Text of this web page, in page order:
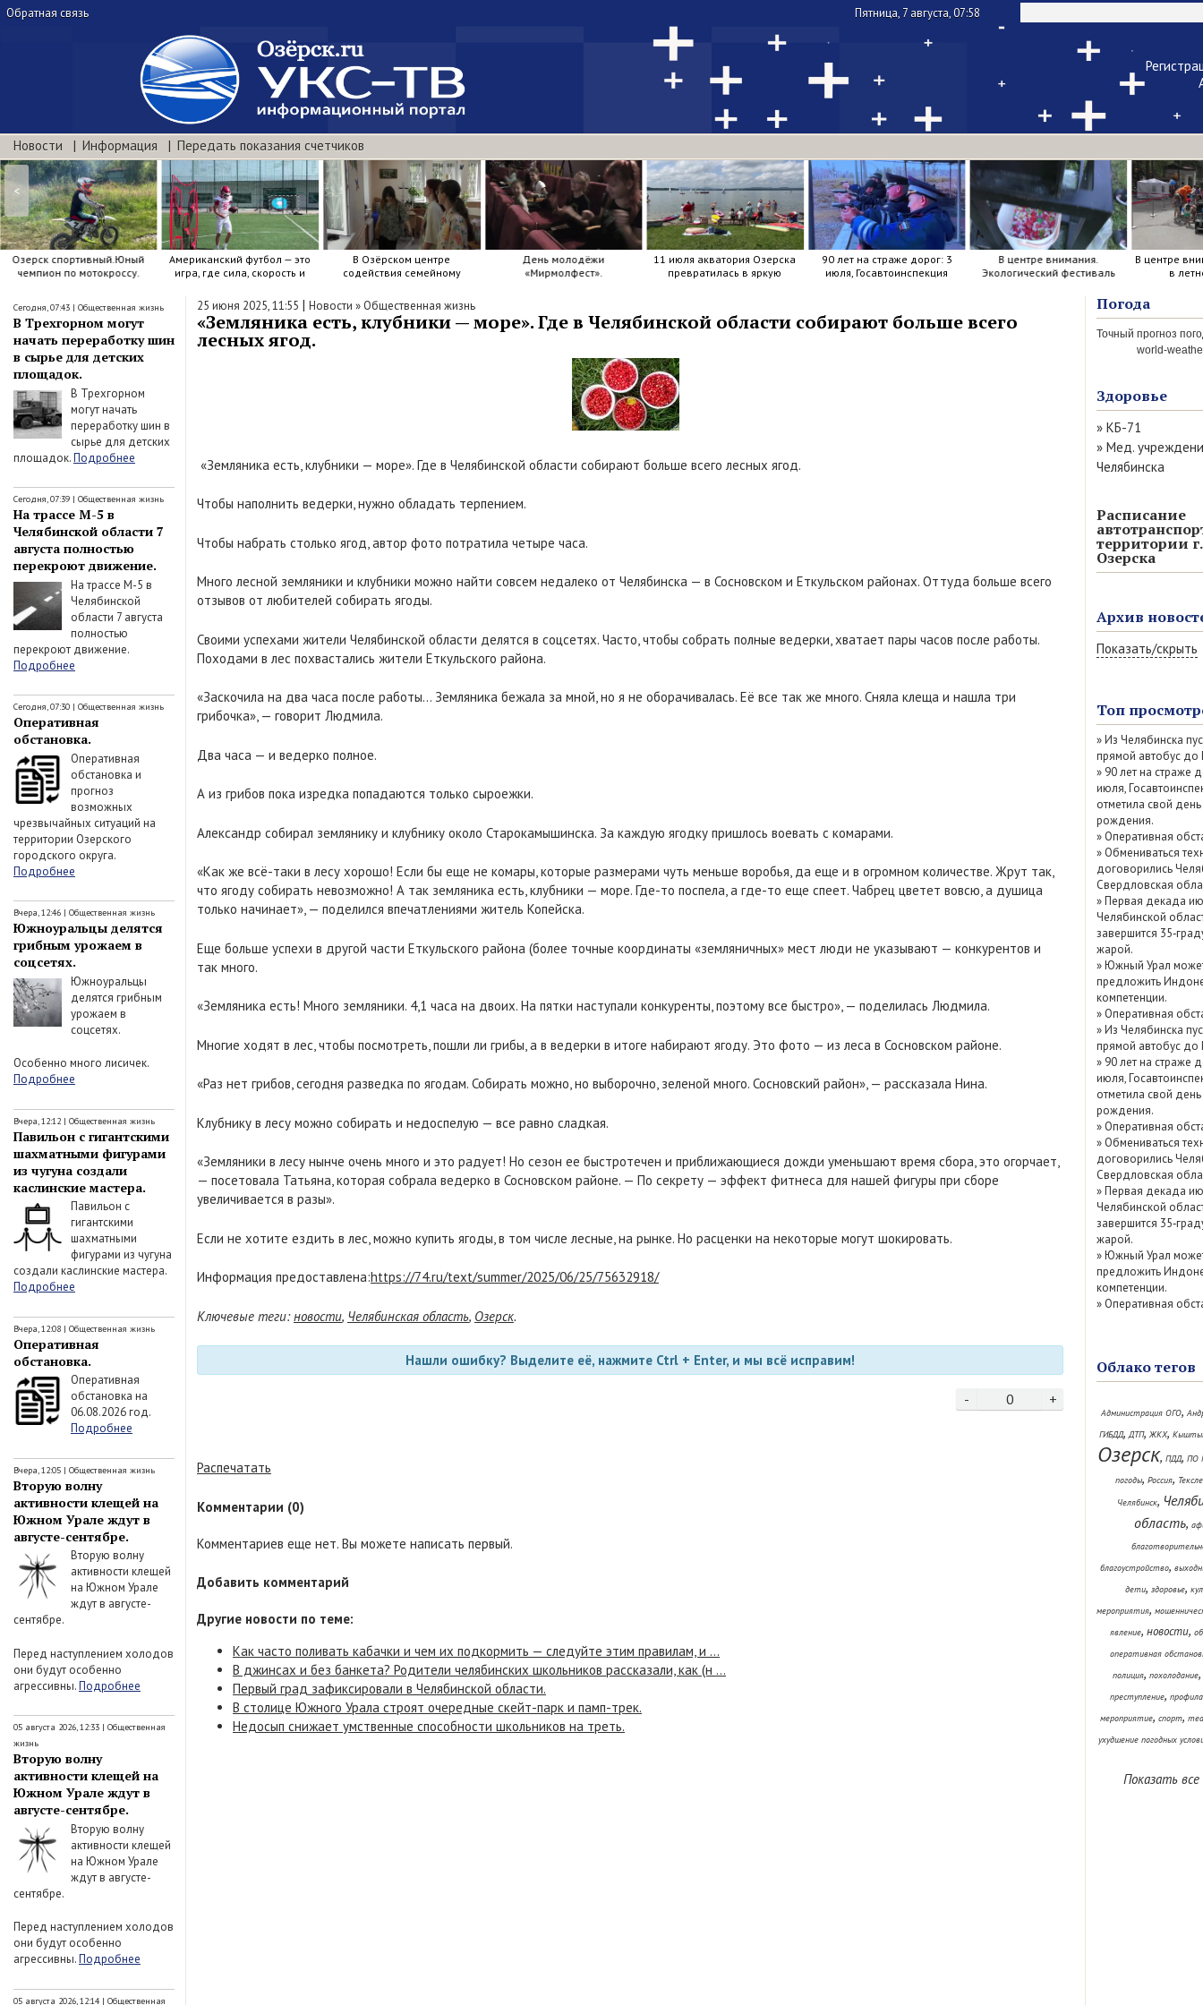
Обратная связь Пятница, 7 августа, 07:58
Чужой
Напомнить
Новости Информация Передать показания счетчиков
Озерск спортивный.Юный
чемпион по мотокроссу.
Американский футбол — это
игра, где сила, скорость и
В Озёрском центре
содействия семейному
День молодёжи
«Мирмолфест».
11 июля акватория Озерска
превратилась в яркую
90 лет на страже дорог: 3
июля, Госавтоинспекция
В центре внимания.
Экологический фестиваль
В центре
в
<
Сегодня, 07:43 | Общественная жизнь
В Трехгорном могут
начать переработку шин
в сырье для детских
площадок.
В Трехгорном
могут начать
переработку шин в
сырье для детских
площадок.Подробнее
Сегодня, 07:39 | Общественная жизнь
На трассе М-5 в
Челябинской области 7
августа полностью
перекроют движение.
На трассе М-5 в
Челябинской
области 7 августа
полностью
перекроют движение.
Подробнее
Сегодня, 07:30 | Общественная жизнь
Оперативная
обстановка.
Оперативная
обстановка и
прогноз
возможных
чрезвычайных ситуаций на
территории Озерского
городского округа.
Подробнее
Вчера, 12:46 | Общественная жизнь
Южноуральцы делятся
грибным урожаем в
соцсетях.
Южноуральцы
делятся грибным
урожаем в
соцсетях.
Особенно много лисичек.
Подробнее
Вчера, 12:12 | Общественная жизнь
Павильон с гигантскими
шахматными фигурами
из чугуна создали
каслинские мастера.
Павильон с
гигантскими
шахматными
фигурами из чугуна
создали каслинские мастера.
Подробнее
Вчера, 12:08 | Общественная жизнь
Оперативная
обстановка.
Оперативная
обстановка на
06.08.2026 год.
Подробнее
Вчера, 12:05 | Общественная жизнь
Вторую волну
активности клещей на
Южном Урале ждут в
августе-сентябре.
Вторую волну
активности клещей
на Южном Урале
ждут в августе-
сентябре.
Перед наступлением холодов
они будут особенно
агрессивны.Подробнее
05 августа 2026, 12:33 | Общественная
жизнь
Вторую волну
активности клещей на
Южном Урале ждут в
августе-сентябре.
Вторую волну
активности клещей
на Южном Урале
ждут в августе-
сентябре.
Перед наступлением холодов
они будут особенно
агрессивны.Подробнее
05 августа 2026, 12:14 | Общественная
25 июня 2025, 11:55 | Новости » Общественная жизнь
«Земляника есть, клубники — море». Где в Челябинской области собирают больше всего
лесных ягод.
«Земляника есть, клубники — море». Где в Челябинской области собирают больше всего лесных ягод.
Чтобы наполнить ведерки, нужно обладать терпением.
Чтобы набрать столько ягод, автор фото потратила четыре часа.
Много лесной земляники и клубники можно найти совсем недалеко от Челябинска — в Сосновском и Еткульском районах. Оттуда больше всего
отзывов от любителей собирать ягоды.
Своими успехами жители Челябинской области делятся в соцсетях. Часто, чтобы собрать полные ведерки, хватает пары часов после работы.
Походами в лес похвастались жители Еткульского района.
«Заскочила на два часа после работы… Земляника бежала за мной, но я не оборачивалась. Её все так же много. Сняла клеща и нашла три
грибочка», — говорит Людмила.
Два часа — и ведерко полное.
А из грибов пока изредка попадаются только сыроежки.
Александр собирал землянику и клубнику около Старокамышинска. За каждую ягодку пришлось воевать с комарами.
«Как же всё-таки в лесу хорошо! Если бы еще не комары, которые размерами чуть меньше воробья, да еще и в огромном количестве. Жрут так,
что ягоду собирать невозможно! А так земляника есть, клубники — море. Где-то поспела, а где-то еще спеет. Чабрец цветет вовсю, а душица
только начинает», — поделился впечатлениями житель Копейска.
Еще больше успехи в другой части Еткульского района (более точные координаты «земляничных» мест люди не указывают — конкурентов и
так много.
«Земляника есть! Много земляники. 4,1 часа на двоих. На пятки наступали конкуренты, поэтому все быстро», — поделилась Людмила.
Многие ходят в лес, чтобы посмотреть, пошли ли грибы, а в ведерки в итоге набирают ягоду. Это фото — из леса в Сосновском районе.
«Раз нет грибов, сегодня разведка по ягодам. Собирать можно, но выборочно, зеленой много. Сосновский район», — рассказала Нина.
Клубнику в лесу можно собирать и недоспелую — все равно сладкая.
«Земляники в лесу нынче очень много и это радует! Но сезон ее быстротечен и приближающиеся дожди уменьшают время сбора, это огорчает,
— посетовала Татьяна, которая собрала ведерко в Сосновском районе. — По секрету — эффект фитнеса для нашей фигуры при сборе
увеличивается в разы».
Если не хотите ездить в лес, можно купить ягоды, в том числе лесные, на рынке. Но расценки на некоторые могут шокировать.
Информация предоставлена:https://74.ru/text/summer/2025/06/25/75632918/
Ключевые теги:новости, Челябинская область, Озерск.
Нашли ошибку? Выделите её, нажмите Ctrl + Enter, и мы всё исправим!
- 0 +
Распечатать
Комментарии (0)
Комментариев еще нет. Вы можете написать первый.
Добавить комментарий
Другие новости по теме:
Как часто поливать кабачки и чем их подкормить — следуйте этим правилам, и ...
В джинсах и без банкета? Родители челябинских школьников рассказали, как (н ...
Первый град зафиксировали в Челябинской области.
В столице Южного Урала строят очередные скейт-парк и памп-трек.
Недосып снижает умственные способности школьников на треть.
Погода
world-
Здоровье
» КБ-71
» Мед.
Челябинска
Расписание
территории г.
Озерска
Архив
Показать/скрыть
Июль 2026 (77)
Июнь 2026 (52)
Май 2026 (69)
Апрель 2026
Март 2026 (79)
Показать /
архив
Топ
»Из Челябинска
прямой автобус
» 90 лет на страже
июля,
отметила свой день
рождения.
» Оперативная
» Обмениваться
договорились
Свердловская
»Первая декада
Челябинской
завершится
жарой.
»Южный Урал
предложить
компетенции.
» Оперативная
»Из Челябинска
прямой автобус
» 90 лет на страже
июля,
отметила свой день
рождения.
» Оперативная
» Обмениваться
договорились
Свердловская
»Первая декада
Челябинской
завершится
жарой.
»Южный Урал
предложить
компетенции.
» Оперативная
Облако тегов
Администрация ОГО,
ГИБДД,ДТП, ЖКХ,
Озерск, ПДД, ПО
погоды, Россия,
Челябинск,
область,
благоустройство,
дети, здоровье,
мероприятия,
явление, новости,
оперативная
полиция, похолодание,
преступление,
мероприятие, спорт,
ухудшение погодных
Показать